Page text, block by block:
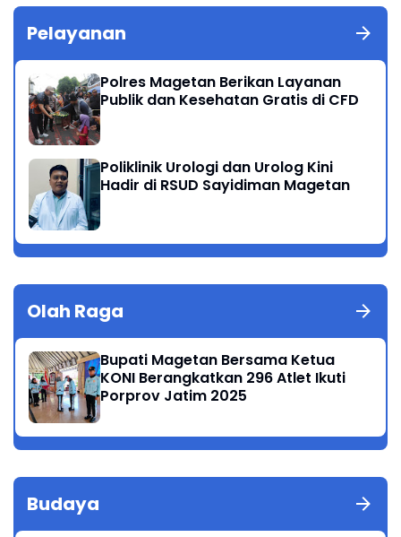
Pelayanan
Polres Magetan Berikan Layanan
Publik dan Kesehatan Gratis di CFD
Poliklinik Urologi dan Urolog Kini
Hadir di RSUD Sayidiman Magetan
Olah Raga
Bupati Magetan Bersama Ketua
KONI Berangkatkan 296 Atlet Ikuti
Porprov Jatim 2025
Budaya